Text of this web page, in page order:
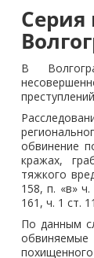
Серия
В
обвинение
кражах,
тяжкого
158, п. «в»
161, ч. 1 ст.
По данным